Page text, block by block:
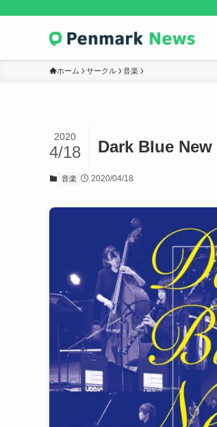
ホーム サークル 音楽
Dark Blue
2020
4/18
音楽 2020/04/18